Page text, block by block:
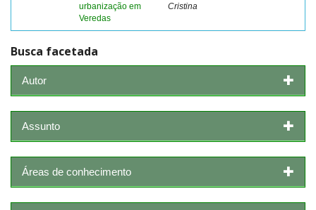
urbanização em
Veredas
Cristina
Busca facetada
Autor
Assunto
Áreas de conhecimento